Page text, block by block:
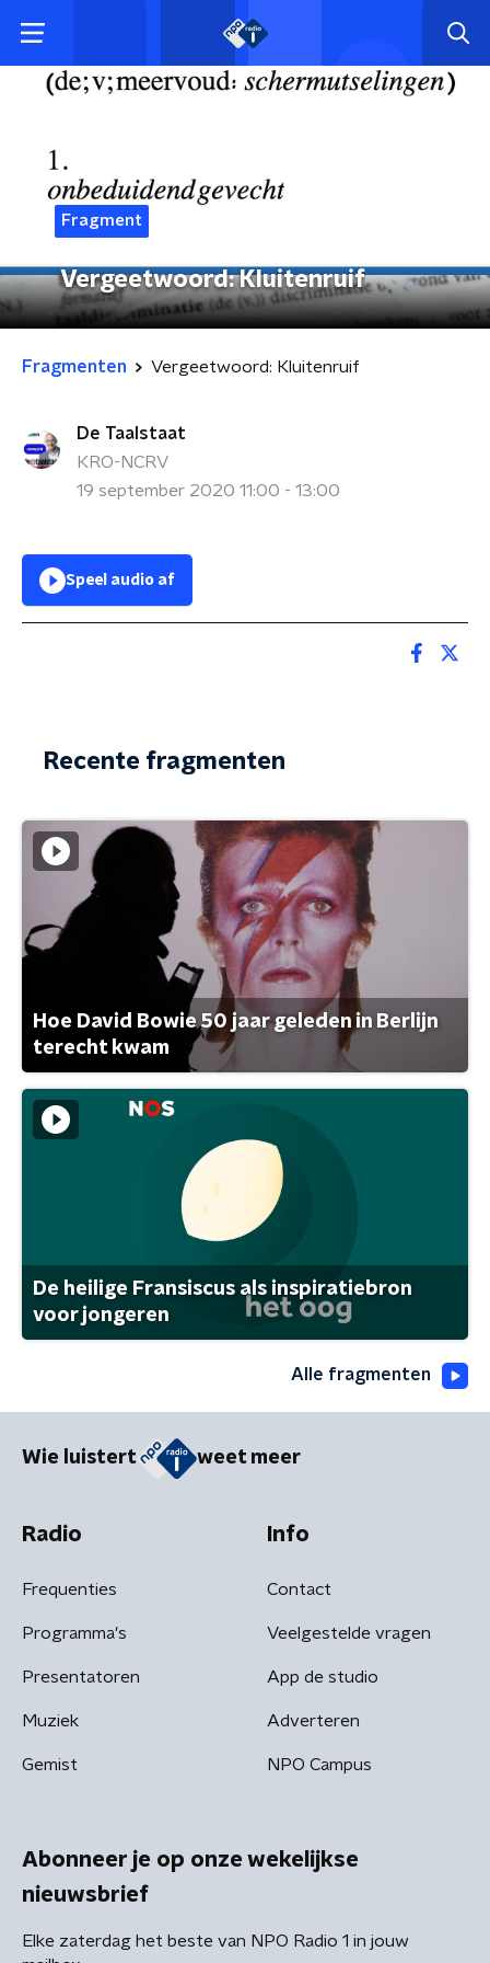
Fragment
Vergeetwoord: Kluitenruif
Fragmenten Vergeetwoord: Kluitenruif
De Taalstaat
KRO-NCRV
19 september 2020 11:00 - 13:00
Speel audio af
Recente fragmenten
Hoe David Bowie 50 jaar geleden in Berlijn
terecht kwam
De heilige Fransiscus als inspiratiebron
voor jongeren
Alle fragmenten
Wie luistert weet meer
Radio
Frequenties
Programma's
Presentatoren
Muziek
Gemist
Info
Contact
Veelgestelde vragen
App de studio
Adverteren
NPO Campus
Abonneer je op onze wekelijkse
nieuwsbrief
Elke zaterdag het beste van NPO Radio 1 in jouw